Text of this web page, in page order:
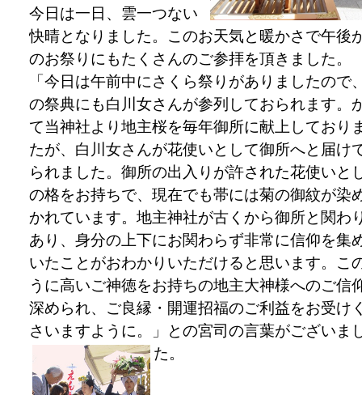
今日は一日、雲一つない
快晴となりました。このお天気と暖かさで午後
のお祭りにもたくさんのご参拝を頂きました。
「今日は午前中にさくら祭りがありましたので
の祭典にも白川女さんが参列しておられます。
て当神社より地主桜を毎年御所に献上しており
たが、白川女さんが花使いとして御所へと届け
られました。御所の出入りが許された花使いと
の格をお持ちで、現在でも帯には菊の御紋が染
かれています。地主神社が古くから御所と関わ
あり、身分の上下にお関わらず非常に信仰を集
いたことがおわかりいただけると思います。こ
うに高いご神徳をお持ちの地主大神様へのご信
深められ、ご良縁・開運招福のご利益をお受け
さいますように。」との宮司の言葉がございま
た。